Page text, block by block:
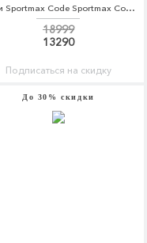
Брюки Sportmax Code Sportmax Code SP027EWBSZG8
18999
13290
Подписаться на скидку
До 30% скидки